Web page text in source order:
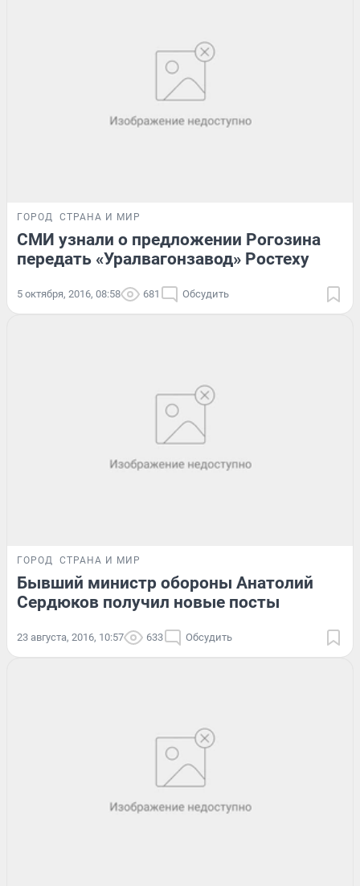
ГОРОД СТРАНА И МИР
СМИ узнали о предложении Рогозина
передать «Уралвагонзавод» Ростеху
5 октября, 2016, 08:58 681 Обсудить
ГОРОД СТРАНА И МИР
Бывший министр обороны Анатолий
Сердюков получил новые посты
23 августа, 2016, 10:57 633 Обсудить